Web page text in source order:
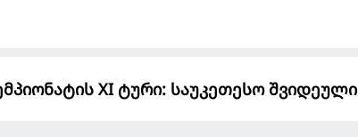
XI ტური: საუკეთესო შვიდეული